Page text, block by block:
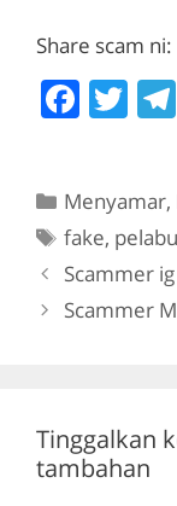
package yg anda
labur tu. Step 2…
Share scam ni:
F
e
b
o
o
T
er
Categories
Menyamar,
Tags
fake,
Scammer
Scammer
Tinggalkan
tambahan